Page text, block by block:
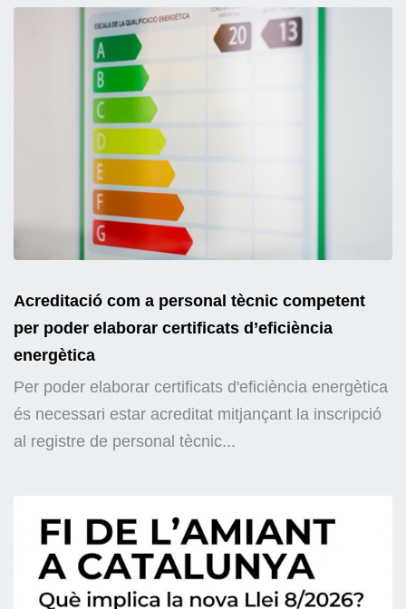
Acreditació com a personal tècnic competent
per poder elaborar certificats d’eficiència
energètica
Per poder elaborar certificats d'eficiència energètica
és necessari estar acreditat mitjançant la inscripció
al registre de personal tècnic...